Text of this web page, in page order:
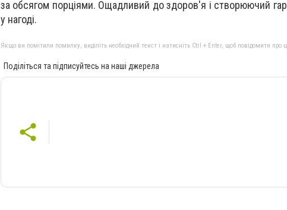
за обсягом порціями. Ощадливий до здоров'я і створюючий
у нагоді.
Якщо ви помітили помилку, виділіть необхідний текст і натисніть Ctrl + Enter, щоб повідомити про
Поділіться та підписуйтесь на наші джерела